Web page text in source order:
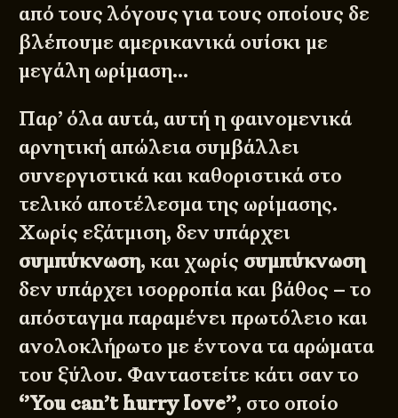
από τους λόγους για τους οποίους δε
βλέπουμε αμερικανικά ουίσκι με
μεγάλη ωρίμαση…
Παρ’ όλα αυτά, αυτή η φαινομενικά
αρνητική απώλεια συμβάλλει
συνεργιστικά και καθοριστικά στο
τελικό αποτέλεσμα της ωρίμασης.
Χωρίς εξάτμιση, δεν υπάρχει
συμπύκνωση, και χωρίς συμπύκνωση
δεν υπάρχει ισορροπία και βάθος – το
απόσταγμα παραμένει πρωτόλειο και
ανολοκλήρωτο με έντονα τα αρώματα
του ξύλου. Φανταστείτε κάτι σαν το
‘’You can’t hurry love’’, στο οποίο